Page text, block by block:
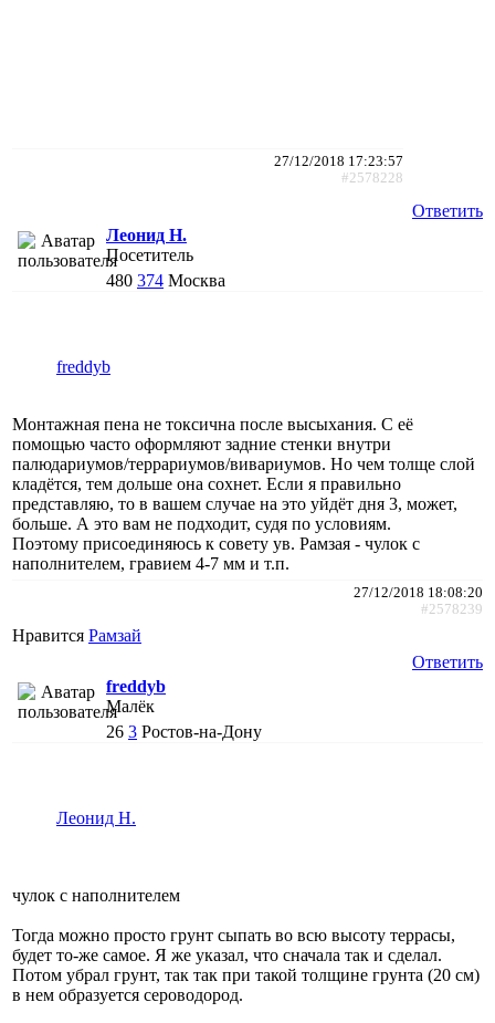
27/12/2018 17:23:57
#2578228
Ответить
Леонид Н.
Посетитель
480 374 Москва
freddyb
Монтажная пена не токсична после высыхания. С её
помощью часто оформляют задние стенки внутри
палюдариумов/террариумов/вивариумов. Но чем толще слой
кладётся, тем дольше она сохнет. Если я правильно
представляю, то в вашем случае на это уйдёт дня 3, может,
больше. А это вам не подходит, судя по условиям.
Поэтому присоединяюсь к совету ув. Рамзая - чулок с
наполнителем, гравием 4-7 мм и т.п.
27/12/2018 18:08:20
#2578239
Нравится Рамзай
Ответить
freddyb
Малёк
26 3 Ростов-на-Дону
Леонид Н.
чулок с наполнителем
Тогда можно просто грунт сыпать во всю высоту террасы,
будет то-же самое. Я же указал, что сначала так и сделал.
Потом убрал грунт, так так при такой толщине грунта (20 см)
в нем образуется сероводород.